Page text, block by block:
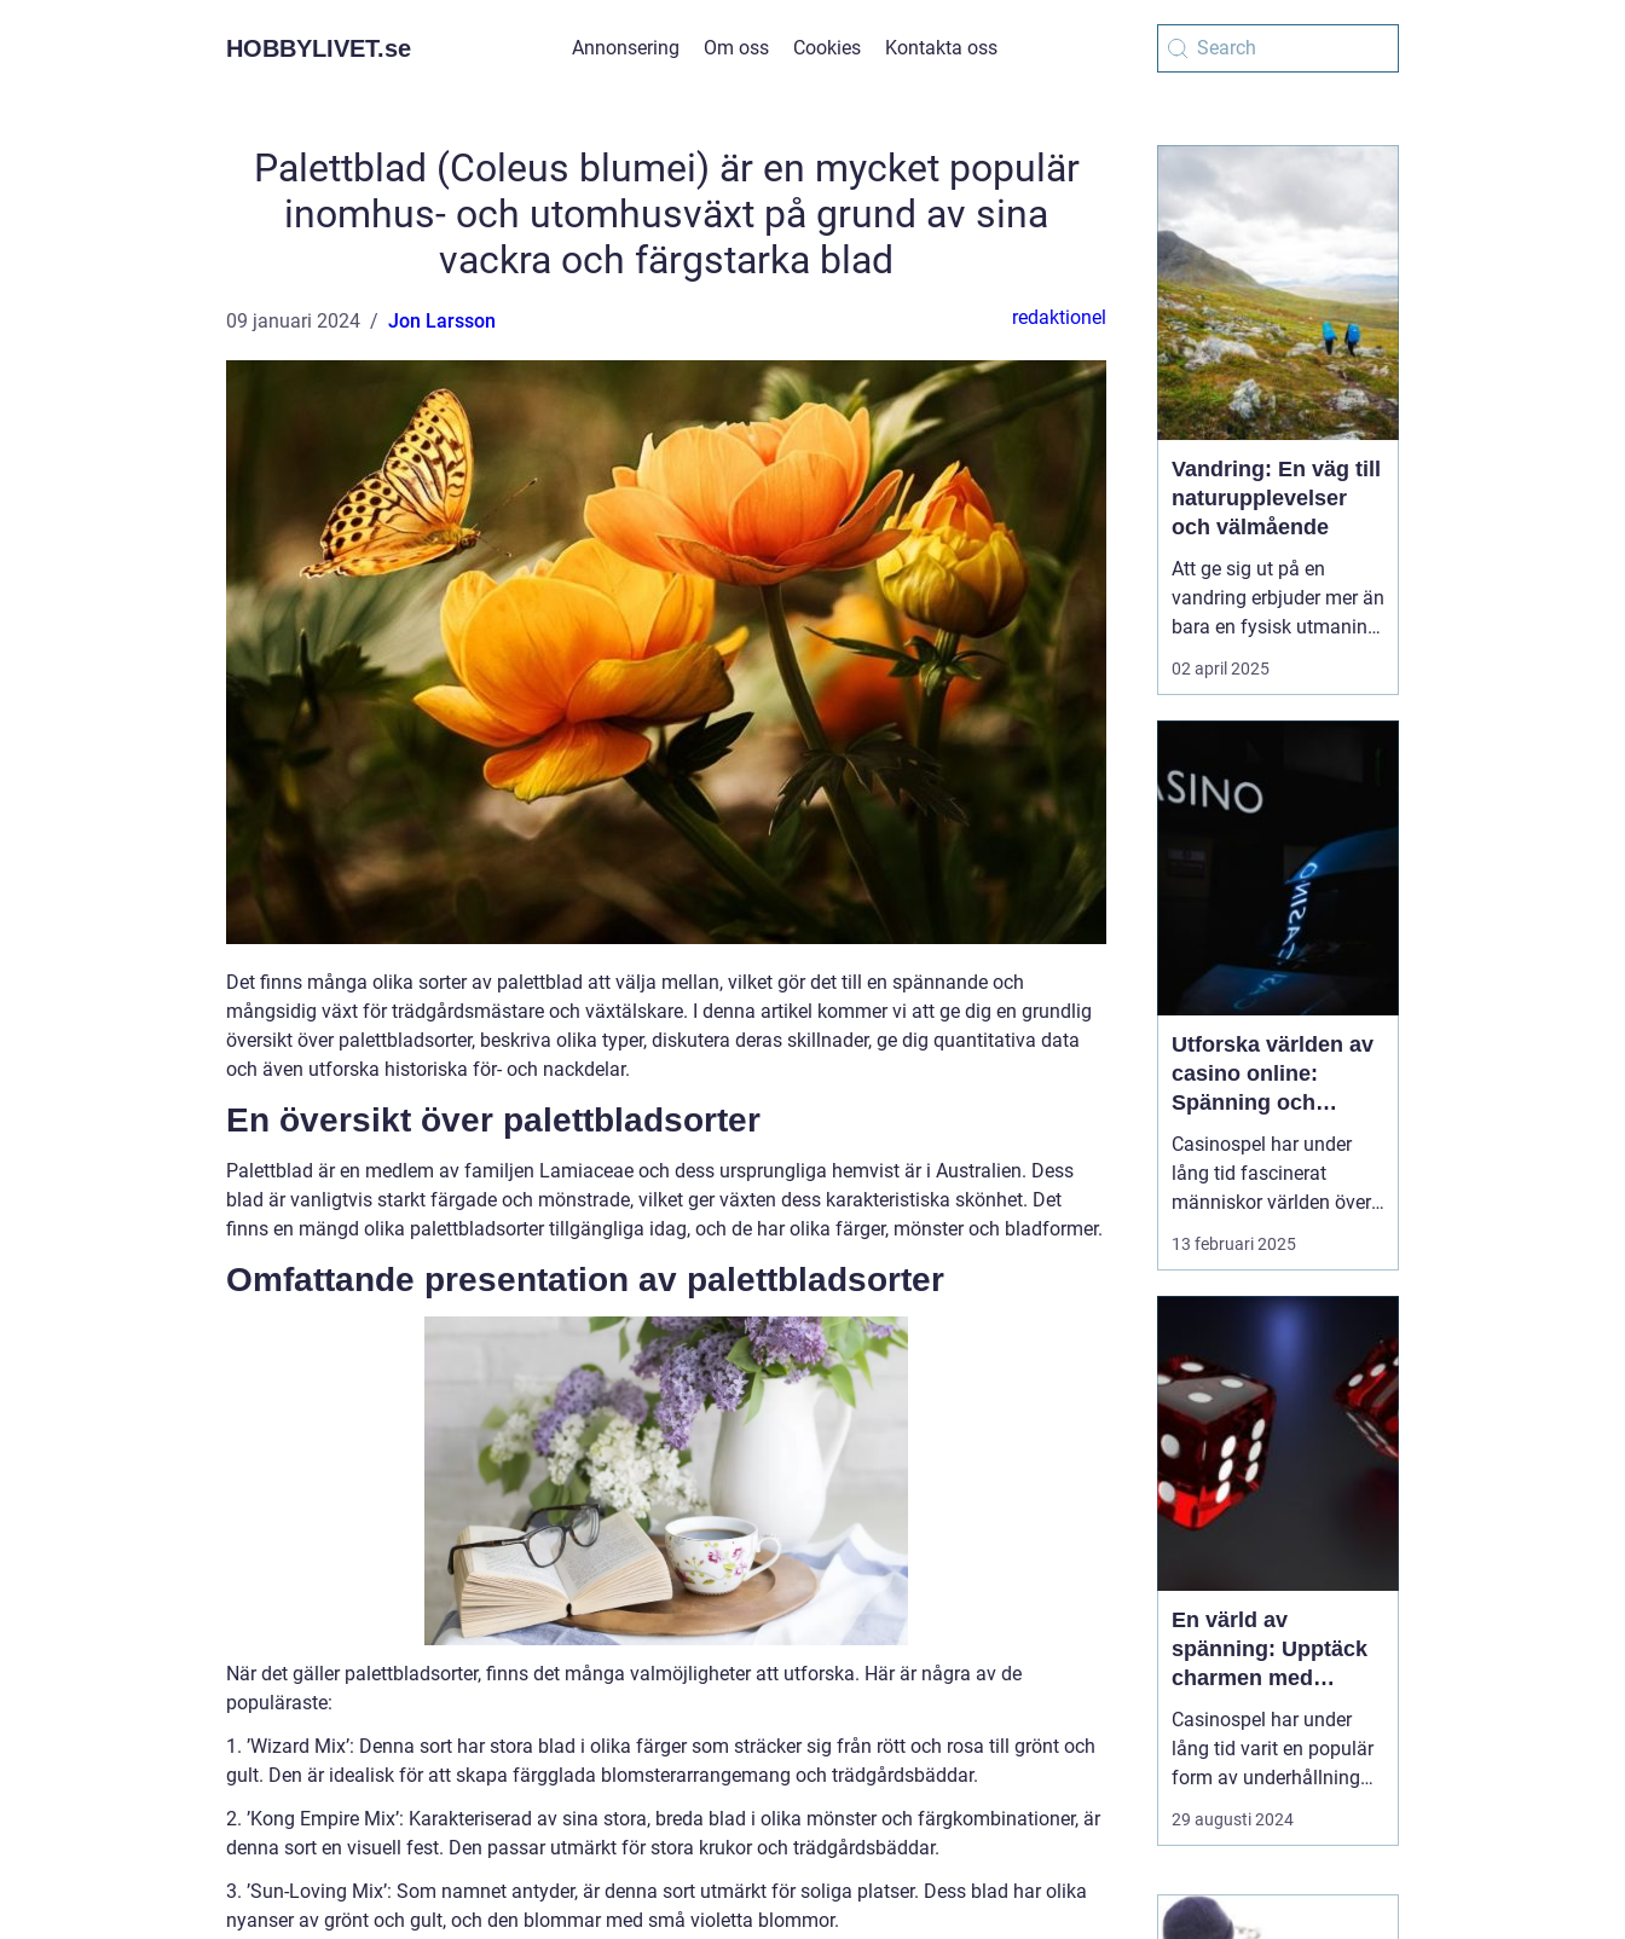
HOBBYLIVET.se Annonsering Om oss Cookies Kontakta oss
Palettblad (Coleus blumei) är en mycket populär
inomhus- och utomhusväxt på grund av sina
vackra och färgstarka blad
09 januari 2024 Jon Larsson redaktionel
Det finns många olika sorter av palettblad att välja mellan, vilket gör det till en spännande och
mångsidig växt för trädgårdsmästare och växtälskare. I denna artikel kommer vi att ge dig en grundlig
översikt över palettbladsorter, beskriva olika typer, diskutera deras skillnader, ge dig quantitativa data
och även utforska historiska för- och nackdelar.
En översikt över palettbladsorter
Palettblad är en medlem av familjen Lamiaceae och dess ursprungliga hemvist är i Australien. Dess
blad är vanligtvis starkt färgade och mönstrade, vilket ger växten dess karakteristiska skönhet. Det
finns en mängd olika palettbladsorter tillgängliga idag, och de har olika färger, mönster och bladformer.
Omfattande presentation av palettbladsorter
När det gäller palettbladsorter, finns det många valmöjligheter att utforska. Här är några av de
populäraste:
1. ’Wizard Mix’: Denna sort har stora blad i olika färger som sträcker sig från rött och rosa till grönt och
gult. Den är idealisk för att skapa färgglada blomsterarrangemang och trädgårdsbäddar.
2. ’Kong Empire Mix’: Karakteriserad av sina stora, breda blad i olika mönster och färgkombinationer, är
denna sort en visuell fest. Den passar utmärkt för stora krukor och trädgårdsbäddar.
3. ’Sun-Loving Mix’: Som namnet antyder, är denna sort utmärkt för soliga platser. Dess blad har olika
nyanser av grönt och gult, och den blommar med små violetta blommor.
Vandring: En väg till
naturupplevelser
och välmående
Att ge sig ut på en
vandring erbjuder mer än
bara en fysisk utmaning;
det är en möjlighet att
återknyta kontakten med
Oavsett om det handlar
om en kort
skogspromenad eller...
02 april 2025
Utforska världen av
casino online:
Spänning och
underhållning
Casinospel har under
lång tid fascinerat
människor världen över
med sin unika
och tur. Från de
traditionella spelhålorna
i Las Vegas till dagens
moderna
onlineplattformar har ...
13 februari 2025
En värld av
spänning: Upptäck
charmen med
casino
Casinospel har under
lång tid varit en populär
form av underhållning
världen över. Från de
glittrande casinogolven i
spelhallarnas neonljus
online, erbjuder
29 augusti 2024